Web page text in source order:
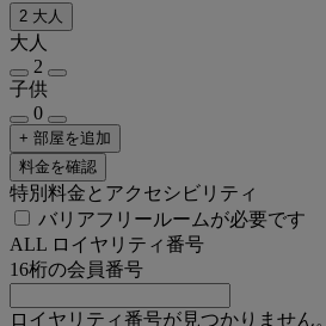
2 大人
大人
2
子供
0
+ 部屋を追加
料金を確認
特別料金とアクセシビリティ
バリアフリールームが必要です
ALL ロイヤリティ番号
16桁の会員番号
ロイヤリティ番号が見つかりません。